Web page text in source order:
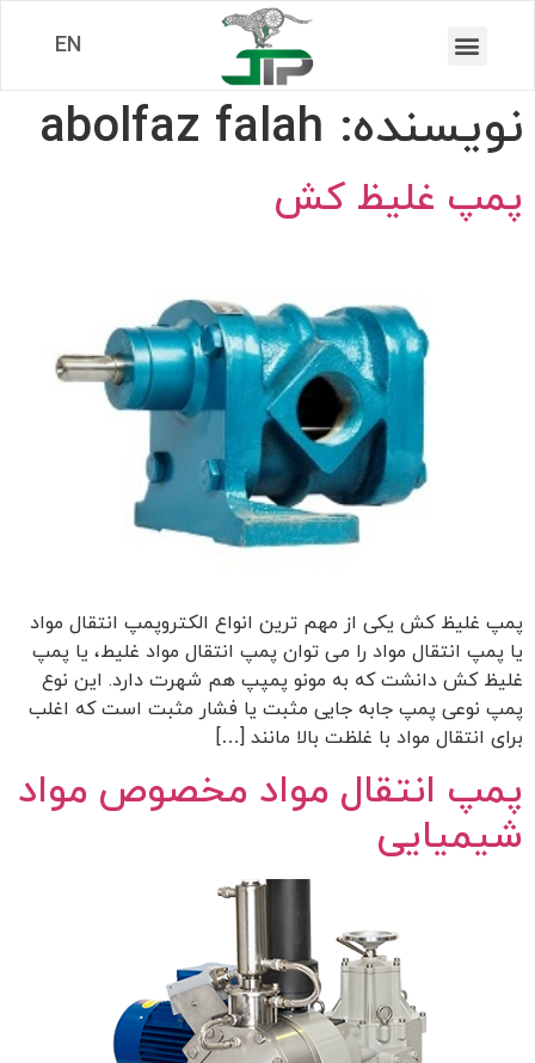
EN
نویسنده: abolfaz falah
پمپ غلیظ کش
پمپ غلیظ کش یکی از مهم ترین انواع الکتروپمپ انتقال مواد
یا پمپ انتقال مواد را می توان پمپ انتقال مواد غلیط، یا پمپ
غلیظ کش دانشت که به مونو پمپپ هم شهرت دارد. این نوع
پمپ نوعی پمپ جابه جایی مثبت یا فشار مثبت است که اغلب
برای انتقال مواد با غلظت بالا مانند […]
پمپ انتقال مواد مخصوص مواد
شیمیایی